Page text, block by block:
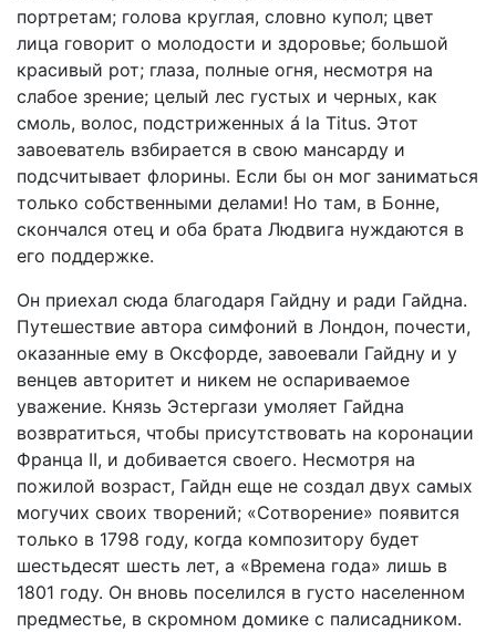
портретам; голова круглая, словно купол; цвет
лица говорит о молодости и здоровье; большой
красивый рот; глаза, полные огня, несмотря на
слабое зрение; целый лес густых и черных, как
смоль, волос, подстриженных á la Titus. Этот
завоеватель взбирается в свою мансарду и
подсчитывает флорины. Если бы он мог заниматься
только собственными делами! Но там, в Бонне,
скончался отец и оба брата Людвига нуждаются в
его поддержке.
Он приехал сюда благодаря Гайдну и ради Гайдна.
Путешествие автора симфоний в Лондон, почести,
оказанные ему в Оксфорде, завоевали Гайдну и у
венцев авторитет и никем не оспариваемое
уважение. Князь Эстергази умоляет Гайдна
возвратиться, чтобы присутствовать на коронации
Франца II, и добивается своего. Несмотря на
пожилой возраст, Гайдн еще не создал двух самых
могучих своих творений; «Сотворение» появится
только в 1798 году, когда композитору будет
шестьдесят шесть лет, а «Времена года» лишь в
1801 году. Он вновь поселился в густо населенном
предместье, в скромном домике с палисадником.